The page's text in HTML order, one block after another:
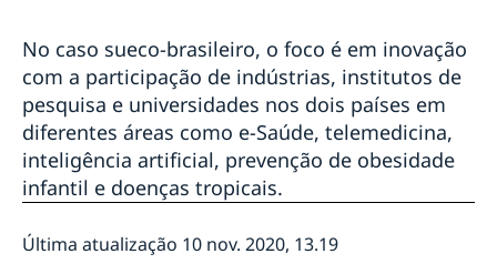
No caso sueco-brasileiro, o foco é em inovação
com a participação de indústrias, institutos de
pesquisa e universidades nos dois países em
diferentes áreas como e-Saúde, telemedicina,
inteligência artificial, prevenção de obesidade
infantil e doenças tropicais.
Última atualização 10 nov. 2020, 13.19